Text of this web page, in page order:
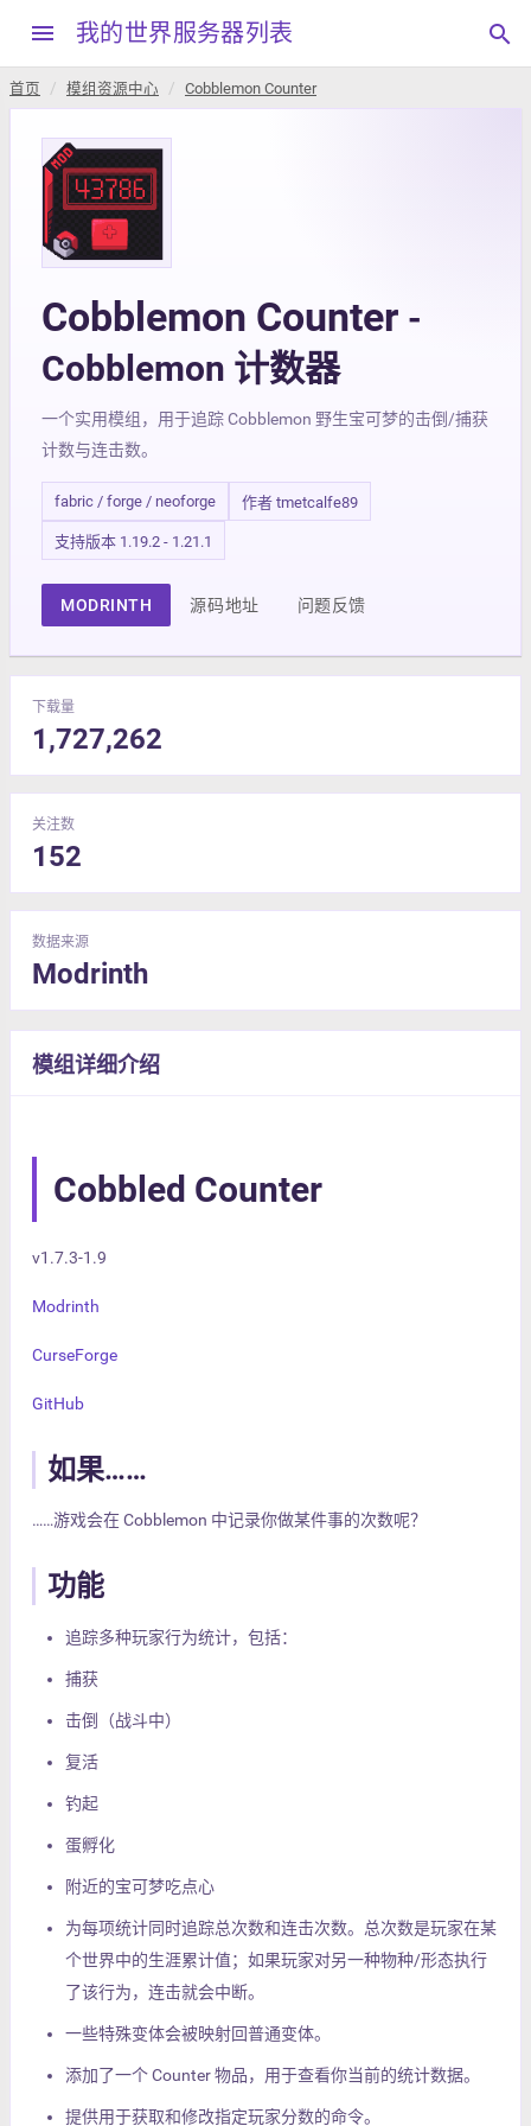
menu 我的世界服务器列表 search
首页 模组资源中心 Cobblemon Counter
Cobblemon Counter -
Cobblemon 计数器
一个实用模组，用于追踪 Cobblemon 野生宝可梦的击倒/捕获
计数与连击数。
fabric / forge / neoforge 作者 tmetcalfe89
支持版本 1.19.2 - 1.21.1
MODRINTH 源码地址 问题反馈
下载量
1,727,262
关注数
152
数据来源
Modrinth
模组详细介绍
Cobbled Counter
v1.7.3-1.9
Modrinth
CurseForge
GitHub
如果……
……游戏会在 Cobblemon 中记录你做某件事的次数呢？
功能
追踪多种玩家行为统计，包括：
捕获
击倒（战斗中）
复活
钓起
蛋孵化
附近的宝可梦吃点心
为每项统计同时追踪总次数和连击次数。总次数是玩家在某
个世界中的生涯累计值；如果玩家对另一种物种/形态执行
了该行为，连击就会中断。
一些特殊变体会被映射回普通变体。
添加了一个 Counter 物品，用于查看你当前的统计数据。
提供用于获取和修改指定玩家分数的命令。